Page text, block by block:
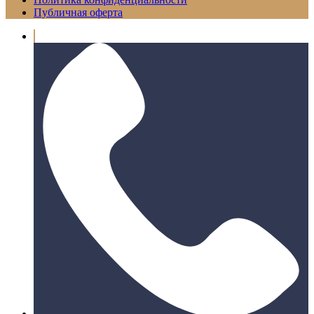
Публичная оферта